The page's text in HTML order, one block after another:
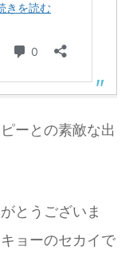
ーとの素敵な出
とうございま
ョーのセカイで